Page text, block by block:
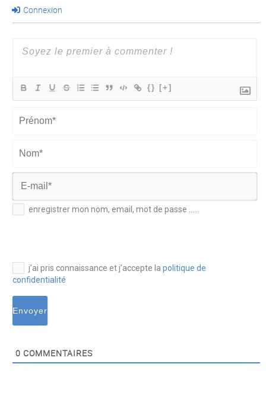
Connexion
{} [+]
Nom*
E-
mail*
enregistrer mon nom, email, mot de passe ......
j’ai pris connaissance et j’accepte la politique de
confidentialité
0 COMMENTAIRES